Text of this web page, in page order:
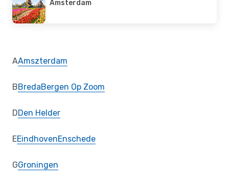
Amsterdam
AAmszterdam
BBredaBergen Op Zoom
DDen Helder
EEindhovenEnschede
GGroningen